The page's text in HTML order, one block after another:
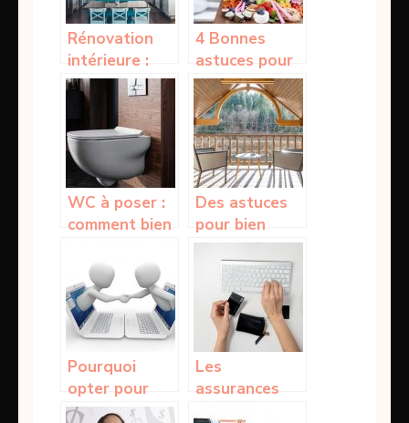
Rénovation
intérieure :
Comment
optimiser
votre cuisine ?
4 Bonnes
astuces pour
recevoir et
épater vos
invités lors
d’un buffet
WC à poser :
comment bien
trône pour un
confort
optimal ?
Des astuces
pour bien
choisir son
store banne
extérieur
Pourquoi
opter pour
une assurance
Les
assurances